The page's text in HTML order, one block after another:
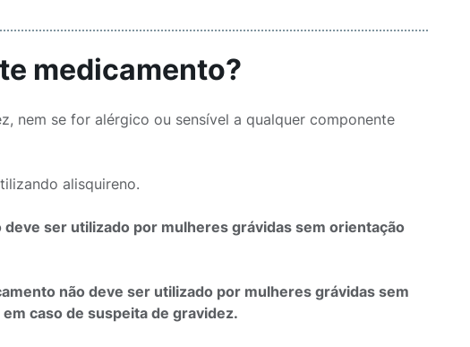
medicamento?
nem se for alérgico ou sensível a qualquer componente
alisquireno.
ser utilizado por mulheres grávidas sem orientação
não deve ser utilizado por mulheres grávidas sem
caso de suspeita de gravidez.